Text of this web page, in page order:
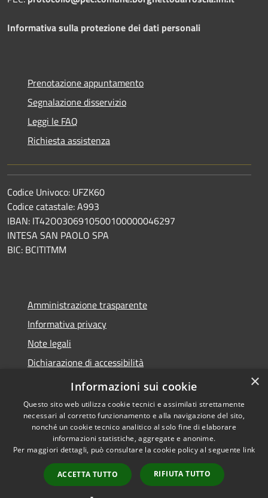
Informativa sulla protezione dei dati personali
Prenotazione appuntamento
Segnalazione disservizio
Leggi le FAQ
Richiesta assistenza
Codice Univoco: UFZK60
Codice catastale: A993
IBAN: IT42O0306910500100000046297
INTESA SAN PAOLO SPA
BIC: BCITITMM
Amministrazione trasparente
Informativa privacy
Note legali
Dichiarazione di accessibilità
Meccanismo di feedback
Accessibilità
Copyright © 2026 • Comune di
Borghetto d'Arroscia •
Powered byMunicipium
Accesso redazione
×
Informazioni sui cookie
Questo sito web utilizza cookie tecnici e assimilati strettamente
necessari al corretto funzionamento e alla navigazione del sito,
nonché un cookie tecnico analitico al solo fine di elaborare
informazioni statistiche, aggregate e anonime.
Per maggiori dettagli, può consultare la cookie policy al seguente link
ACCETTA TUTTO RIFIUTA TUTTO